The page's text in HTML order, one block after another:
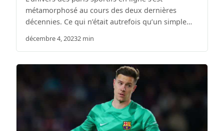
métamorphosé au cours des deux dernières
décennies. Ce qui n’était autrefois qu’un simple…
décembre 4, 20232 min